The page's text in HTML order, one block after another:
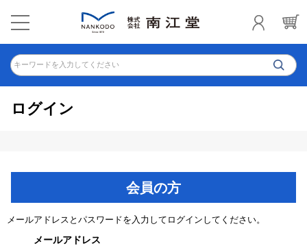
キーワードを入力してください
ログイン
会員の方
メールアドレスとパスワードを入力してログインしてください。
メールアドレス